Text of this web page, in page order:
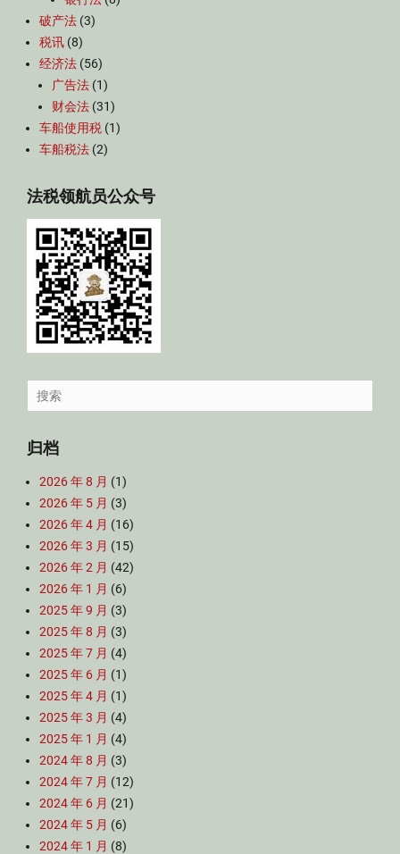
破产法 (3)
税讯 (8)
经济法 (56)
广告法 (1)
财会法 (31)
车船使用税 (1)
车船税法 (2)
法税领航员公众号
Search
for:
归档
2026 年 8 月 (1)
2026 年 5 月 (3)
2026 年 4 月 (16)
2026 年 3 月 (15)
2026 年 2 月 (42)
2026 年 1 月 (6)
2025 年 9 月 (3)
2025 年 8 月 (3)
2025 年 7 月 (4)
2025 年 6 月 (1)
2025 年 4 月 (1)
2025 年 3 月 (4)
2025 年 1 月 (4)
2024 年 8 月 (3)
2024 年 7 月 (12)
2024 年 6 月 (21)
2024 年 5 月 (6)
2024 年 1 月 (8)